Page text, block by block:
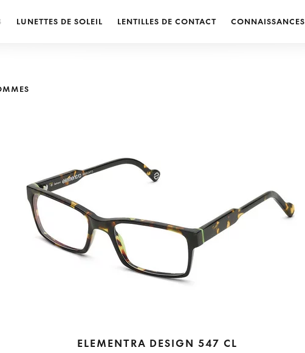
LUNETTES DE SOLEIL LENTILLES DE CONTACT CONNAISSANCES
ELEMENTRA DESIGN 547 CL